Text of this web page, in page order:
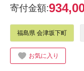
寄付金額:
福島県 会津坂下町
お気に入り